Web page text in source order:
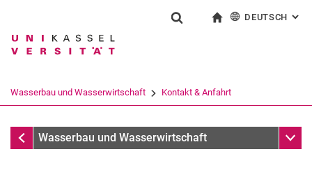
Springe direkt zu: Inhalt
Springe direkt zu: Suche
Springe direkt zu:
Suchbegriff
Suchen (öffnet externen Link in einem
DEUTSCH :
Wasserbau und Wasserwirtschaft Kontakt & Anfahrt
Wasserbau und Wasserwirtschaft
Wasserbau und Wasserwirtschaft